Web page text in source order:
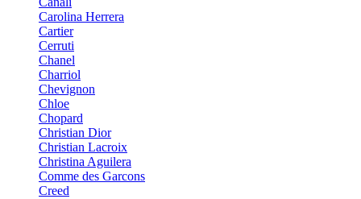
Carolina Herrera
Cartier
Cerruti
Chanel
Charriol
Chevignon
Chloe
Chopard
Christian Dior
Christian Lacroix
Christina Aguilera
Comme des Garcons
Creed